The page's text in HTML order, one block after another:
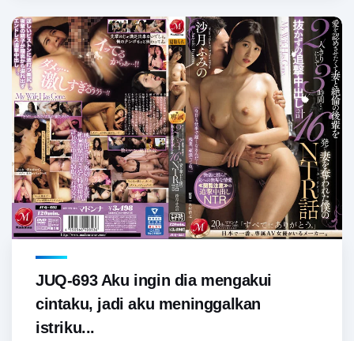
JUQ-693 Aku ingin dia mengakui
cintaku, jadi aku meninggalkan
istriku...